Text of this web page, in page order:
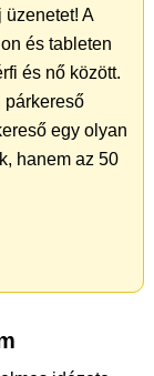
A
és tableten
és nő között.
párkereső
egy olyan
hanem az 50